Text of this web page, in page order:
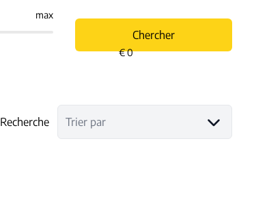
max
Chercher
Recherche Trier par